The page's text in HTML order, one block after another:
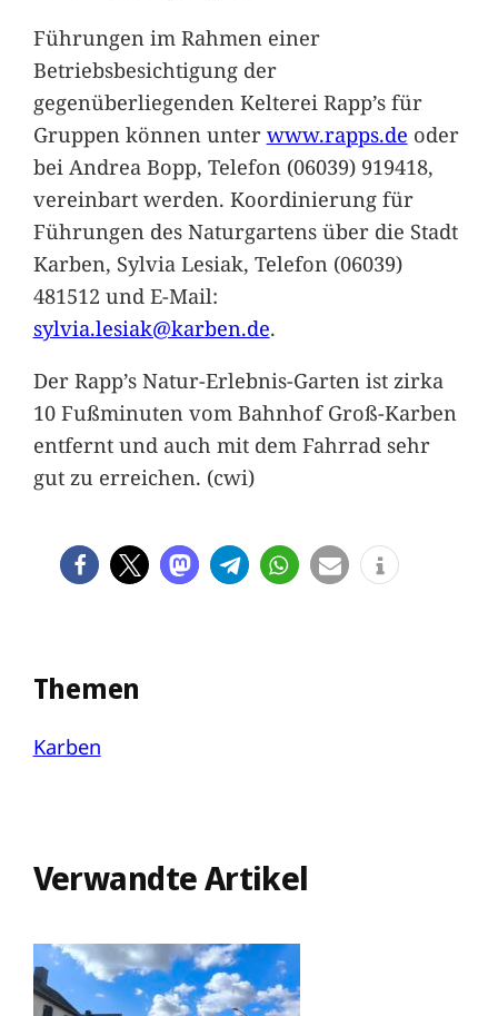
Führungen im Rahmen einer
Betriebsbesichtigung der
gegenüberliegenden Kelterei Rapp’s für
Gruppen können unter www.rapps.de oder
bei Andrea Bopp, Telefon (06039) 919418,
vereinbart werden. Koordinierung für
Führungen des Naturgartens über die Stadt
Karben, Sylvia Lesiak, Telefon (06039)
481512 und E-Mail:
sylvia.lesiak@karben.de.
Der Rapp’s Natur-Erlebnis-Garten ist zirka
10 Fußminuten vom Bahnhof Groß-Karben
entfernt und auch mit dem Fahrrad sehr
gut zu erreichen. (cwi)
Themen
Karben
Verwandte Artikel